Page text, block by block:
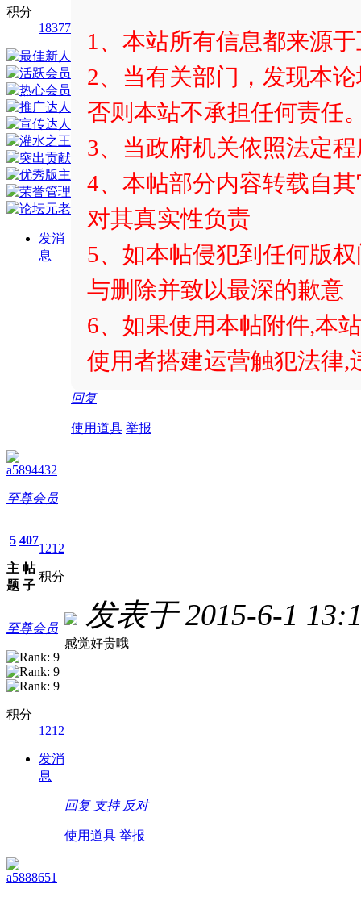
积分
18377
发消
息
1、本站所有信息都来源
2、当有关部门，发现本
否则本站不承担任何责任
3、当政府机关依照法定
4、本帖部分内容转载自
对其真实性负责
5、如本帖侵犯到任何版
与删除并致以最深的歉意
6、如果使用本帖附件,本
使用者搭建运营触犯法律,
回复
使用道具 举报
a5894432
至尊会员
5
主
题
407
帖
子
1212
积分
至尊会员
积分
1212
发消
息
发表于 2015-6-1
感觉好贵哦
回复 支持 反对
使用道具 举报
a5888651